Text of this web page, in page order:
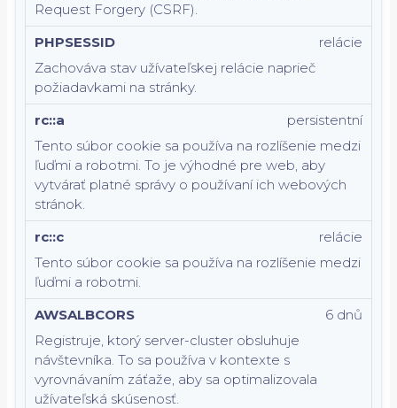
Request Forgery (CSRF).
PHPSESSID
Zachováva stav užívateľskej relácie naprieč
požiadavkami na stránky.
relácie
rc::a
Tento súbor cookie sa používa na rozlíšenie medzi
ľuďmi a robotmi. To je výhodné pre web, aby
vytvárať platné správy o používaní ich webových
stránok.
persistentní
rc::c
Tento súbor cookie sa používa na rozlíšenie medzi
ľuďmi a robotmi.
relácie
AWSALBCORS
Registruje, ktorý server-cluster obsluhuje
návštevníka. To sa používa v kontexte s
vyrovnávaním záťaže, aby sa optimalizovala
užívateľská skúsenosť.
6 dnů